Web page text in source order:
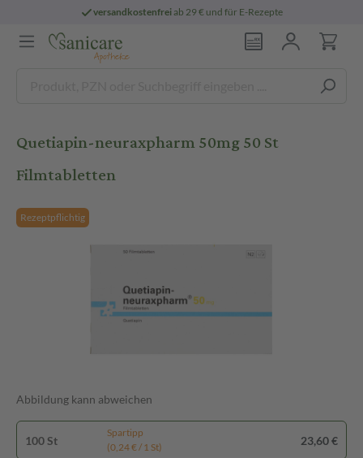
versandkostenfreiab 29 € und für E-Rezepte
Quetiapin-neuraxpharm 50mg 50 St
Filmtabletten
Rezeptpflichtig
Abbildung kann abweichen
100 St
Spartipp
(0,24 € / 1 St)
23,60 €